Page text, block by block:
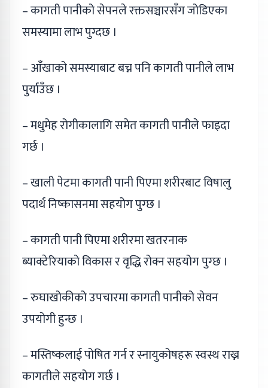
– कागती पानीको सेपनले रक्तसञ्चारसँग जोडिएका
समस्यामा लाभ पुग्दछ ।
– आँखाको समस्याबाट बच्न पनि कागती पानीले लाभ
पुर्याउँछ ।
– मधुमेह रोगीकालागि समेत कागती पानीले फाइदा
गर्छ ।
– खाली पेटमा कागती पानी पिएमा शरीरबाट विषालु
पदार्थ निष्कासनमा सहयोग पुग्छ ।
– कागती पानी पिएमा शरीरमा खतरनाक
ब्याक्टेरियाको विकास र वृद्धि रोक्न सहयोग पुग्छ ।
– रुघाखोकीको उपचारमा कागती पानीको सेवन
उपयोगी हुन्छ ।
– मस्तिष्कलाई पोषित गर्न र स्नायुकोषहरू स्वस्थ राख्न
कागतीले सहयोग गर्छ ।